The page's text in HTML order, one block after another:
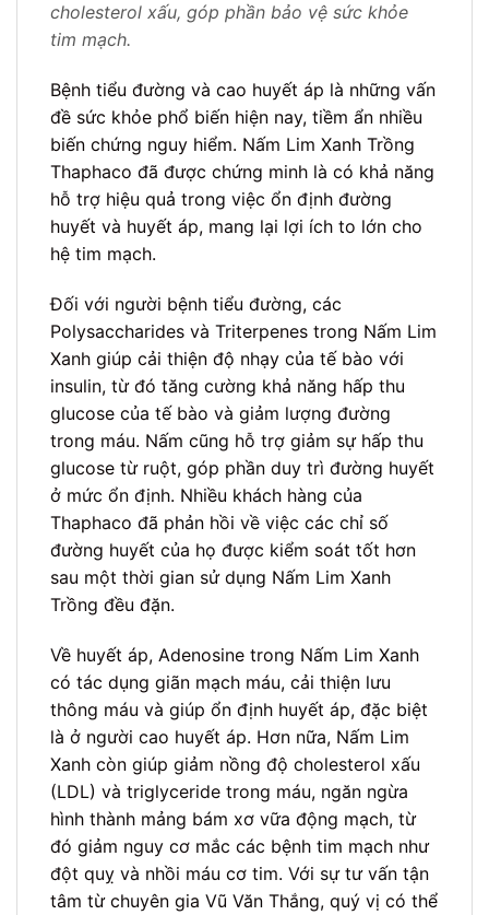
cholesterol xấu, góp phần bảo vệ sức khỏe
tim mạch.
Bệnh tiểu đường và cao huyết áp là những vấn
đề sức khỏe phổ biến hiện nay, tiềm ẩn nhiều
biến chứng nguy hiểm. Nấm Lim Xanh Trồng
Thaphaco đã được chứng minh là có khả năng
hỗ trợ hiệu quả trong việc ổn định đường
huyết và huyết áp, mang lại lợi ích to lớn cho
hệ tim mạch.
Đối với người bệnh tiểu đường, các
Polysaccharides và Triterpenes trong Nấm Lim
Xanh giúp cải thiện độ nhạy của tế bào với
insulin, từ đó tăng cường khả năng hấp thu
glucose của tế bào và giảm lượng đường
trong máu. Nấm cũng hỗ trợ giảm sự hấp thu
glucose từ ruột, góp phần duy trì đường huyết
ở mức ổn định. Nhiều khách hàng của
Thaphaco đã phản hồi về việc các chỉ số
đường huyết của họ được kiểm soát tốt hơn
sau một thời gian sử dụng Nấm Lim Xanh
Trồng đều đặn.
Về huyết áp, Adenosine trong Nấm Lim Xanh
có tác dụng giãn mạch máu, cải thiện lưu
thông máu và giúp ổn định huyết áp, đặc biệt
là ở người cao huyết áp. Hơn nữa, Nấm Lim
Xanh còn giúp giảm nồng độ cholesterol xấu
(LDL) và triglyceride trong máu, ngăn ngừa
hình thành mảng bám xơ vữa động mạch, từ
đó giảm nguy cơ mắc các bệnh tim mạch như
đột quỵ và nhồi máu cơ tim. Với sự tư vấn tận
tâm từ chuyên gia Vũ Văn Thắng, quý vị có thể